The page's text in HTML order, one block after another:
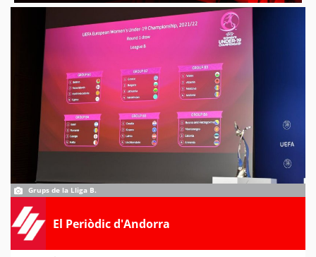
Grups de la Lliga B.
El Periòdic d'Andorra